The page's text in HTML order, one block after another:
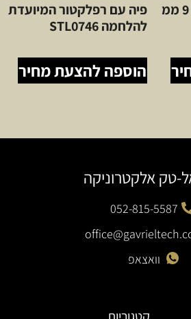
פיה מצרה בקוטר של 9 ממ
פיה עם רפלקטור המיועדת
להלחמה STL0746
הוספה להצעת מחיר
טק אלקטרוניקה
052-815-5587
וואצאפ